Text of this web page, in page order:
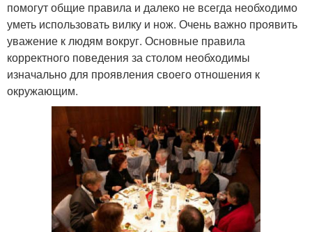
помогут общие правила и далеко не всегда необходимо
уметь использовать вилку и нож. Очень важно проявить
уважение к людям вокруг. Основные правила
корректного поведения за столом необходимы
изначально для проявления своего отношения к
окружающим.